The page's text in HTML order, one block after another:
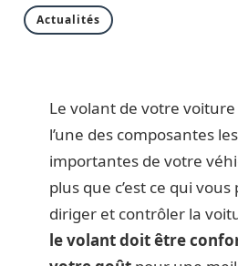
Actualités
Le volant de votre
l’une des composantes
importantes de votre
plus que c’est ce qui
diriger et contrôler la
le volant doit être